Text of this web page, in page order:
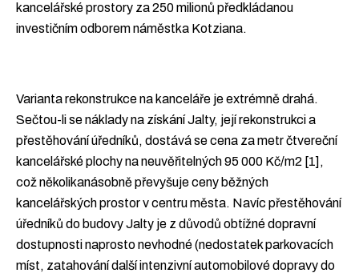
kancelářské prostory za 250 milionů předkládanou
investičním odborem náměstka Kotziana.
Varianta rekonstrukce na kanceláře je extrémně drahá.
Sečtou-li se náklady na získání Jalty, její rekonstrukci a
přestěhování úředníků, dostává se cena za metr čtvereční
kancelářské plochy na neuvěřitelných 95 000 Kč/m2 [1],
což několikanásobně převyšuje ceny běžných
kancelářských prostor v centru města. Navíc přestěhování
úředníků do budovy Jalty je z důvodů obtížné dopravní
dostupnosti naprosto nevhodné (nedostatek parkovacích
míst, zatahování další intenzivní automobilové dopravy do